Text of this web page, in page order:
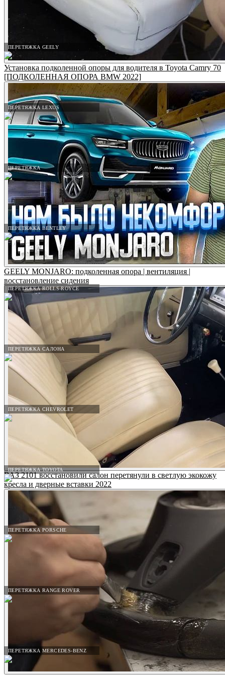
ПЕРЕТЯЖКА GEELY
ПЕРЕТЯЖКА LEXUS
ПЕРЕТЯЖКА
ПЕРЕТЯЖКА BENTLEY
ПЕРЕТЯЖКА ROLLS-ROYCE
ПЕРЕТЯЖКА САЛОНА
ПЕРЕТЯЖКА CHEVROLET
ПЕРЕТЯЖКА TOYOTA
ПЕРЕТЯЖКА PORSCHE
ПЕРЕТЯЖКА RANGE ROVER
ПЕРЕТЯЖКА MERCEDES-BENZ
Установка подколенной опоры для водителя в Toyota Camry 70
[ПОДКОЛЕННАЯ ОПОРА BMW 2022]
GEELY MONJARO: подколенная опора | вентиляция |
восстановление сидения
ВАЗ 2101 восстановили салон перетянули в светлую экокожу
кресла и дверные вставки 2022